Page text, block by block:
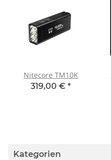
Nitecore TM10K
319,00 € *
Kategorien